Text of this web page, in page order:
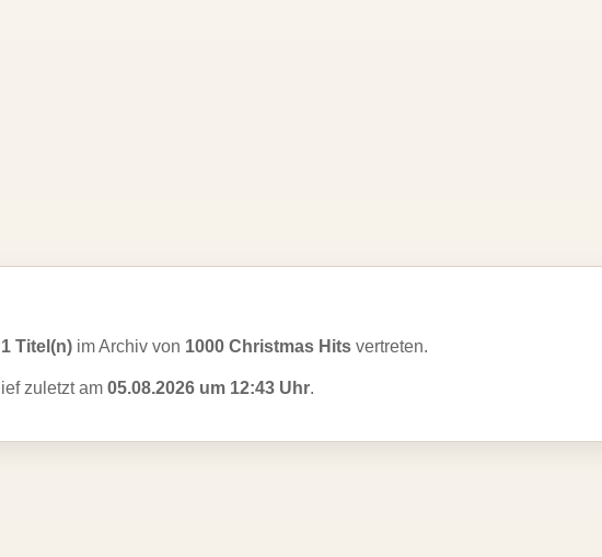
1 Titel(n) im Archiv von 1000 Christmas Hits vertreten.
lief zuletzt am 05.08.2026 um 12:43 Uhr.